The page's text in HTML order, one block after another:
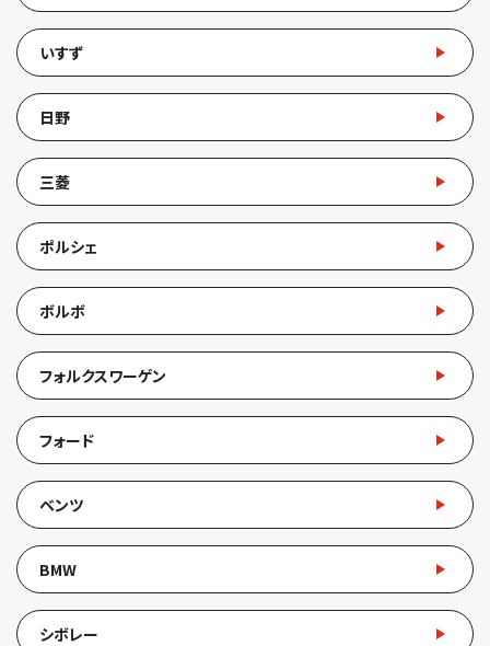
いすず
日野
三菱
ポルシェ
ボルボ
フォルクスワーゲン
フォード
ベンツ
BMW
シボレー